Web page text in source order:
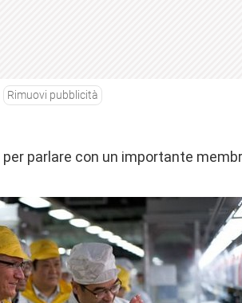
Rimuovi pubblicità
parlare con un importante